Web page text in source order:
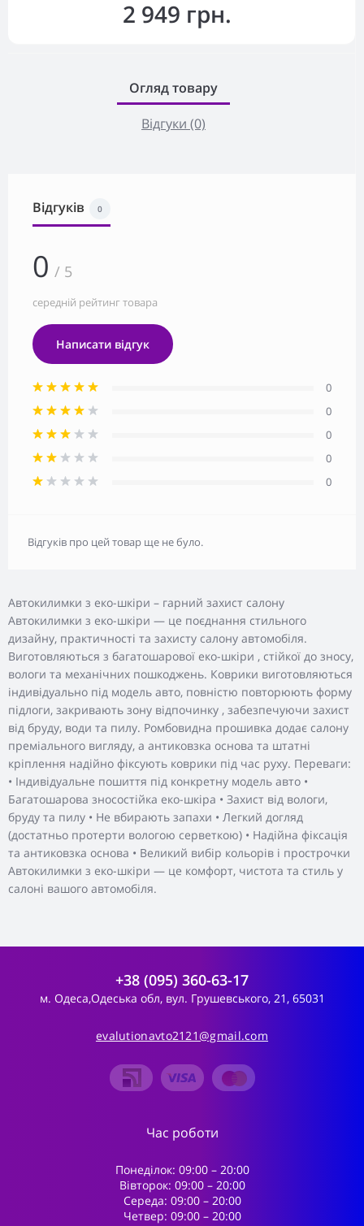
2 949 грн.
Огляд товару
Відгуки (0)
Автокилимки з еко-шкіри – гарний захист салону
Автокилимки з еко-шкіри — це поєднання стильного
дизайну, практичності та захисту салону автомобіля.
Виготовляються з багатошарової еко-шкіри , стійкої до зносу,
вологи та механічних пошкоджень. Коврики виготовляються
індивідуально під модель авто, повністю повторюють форму
підлоги, закривають зону відпочинку , забезпечуючи захист
від бруду, води та пилу. Ромбовидна прошивка додає салону
преміального вигляду, а антиковзка основа та штатні
кріплення надійно фіксують коврики під час руху. Переваги:
• Індивідуальне пошиття під конкретну модель авто •
Багатошарова зносостійка еко-шкіра • Захист від вологи,
бруду та пилу • Не вбирають запахи • Легкий догляд
(достатньо протерти вологою серветкою) • Надійна фіксація
та антиковзка основа • Великий вибір кольорів і прострочки
Автокилимки з еко-шкіри — це комфорт, чистота та стиль у
салоні вашого автомобіля.
Відгуків 0
0 / 5
середній рейтинг товара
Написати відгук
0
0
0
0
0
Відгуків про цей товар ще не було.
+38 (095) 360-63-17
м. Одеса,Одеська обл, вул. Грушевського, 21, 65031
evalutionavto2121@gmail.com
Час роботи
Понеділок: 09:00 – 20:00
Вівторок: 09:00 – 20:00
Середа: 09:00 – 20:00
Четвер: 09:00 – 20:00